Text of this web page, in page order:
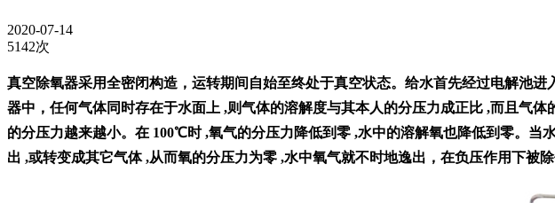
2020-07-14
5142次
真空除氧器采用全密闭构造，运转期间自始至终处于真空状态。给水首先经过电解池
器中，任何气体同时存在于水面上 ,则气体的溶解度与其本人的分压力成正比 ,而且气
的分压力越来越小。在 100℃时 ,氧气的分压力降低到零 ,水中的溶解氧也降低到零。
出 ,或转变成其它气体 ,从而氧的分压力为零 ,水中氧气就不时地逸出，在负压作用下被